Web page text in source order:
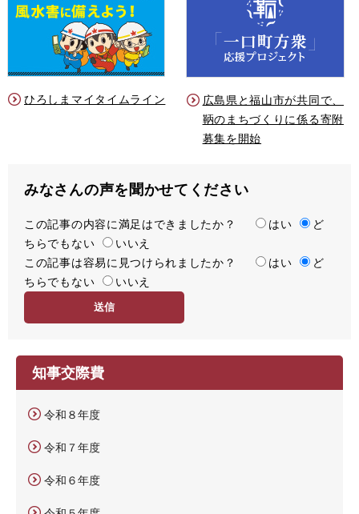
ひろしまマイタイムライン
広島県と福山市が共同で、
鞆のまちづくりに係る寄附
募集を開始
みなさんの声を聞かせてください
満
足
度
この記事の内容に満足はできましたか？ はい
ど
ちらでもない
いいえ
容
易
この記事は容易に見つけられましたか？ はい
ど
ちらでもない
いいえ
知事交際費
令和８年度
令和７年度
令和６年度